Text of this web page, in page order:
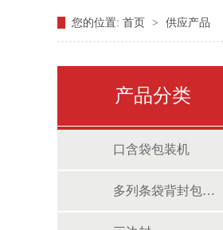
您的位置: 首页 > 供应产品
产品分类
口含袋包装机
多列条袋背封包装机